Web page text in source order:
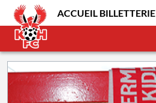
ACCUEIL BILLETTERIE